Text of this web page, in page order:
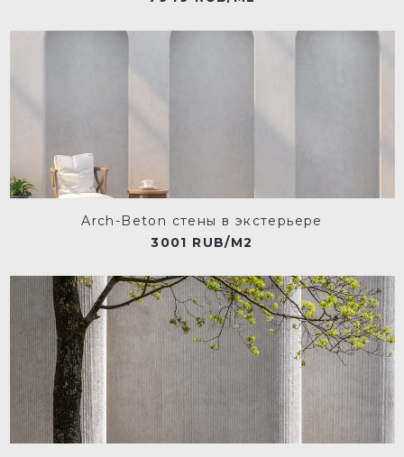
Arch-Beton стены в экстерьере
3001 RUB/M2